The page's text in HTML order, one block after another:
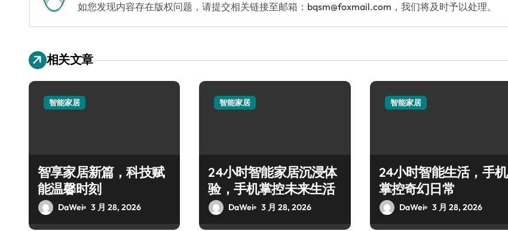
如您发现内容存在版权问题，请提交相关链接至邮箱：bqsm@foxmail.com，我们将及时予以处理。
相关文章
智能家居
智享家居新篇，科技赋
能温馨时刻
DaWei 3 月 28, 2026
智能家居
24小时智能家居沉浸体
验，手机掌控未来生活
DaWei 3 月 28, 2026
智能家居
24小时智能生活，手机
掌控奇幻日常
DaWei 3 月 28, 2026